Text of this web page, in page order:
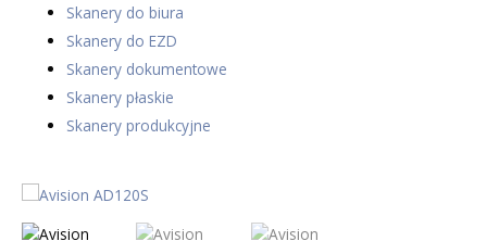
Skanery do biura
Skanery do EZD
Skanery dokumentowe
Skanery płaskie
Skanery produkcyjne